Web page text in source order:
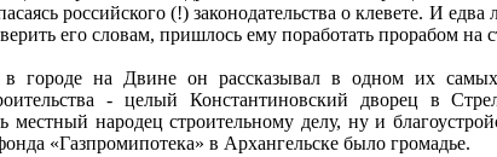
российского (!) законодательства о клевете. И
его словам, пришлось ему поработать прорабом
в городе на Двине он рассказывал в одном их
- целый Константиновский дворец в
народец строительному делу, ну и
«Газпромипотека» в Архангельске было громадье.